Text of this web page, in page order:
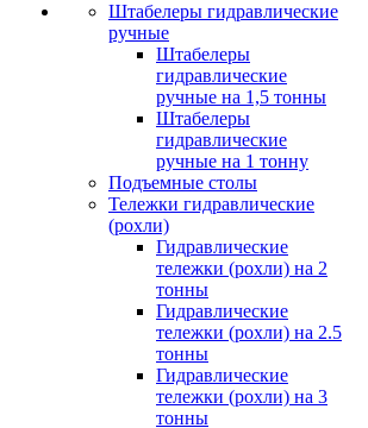
Штабелеры гидравлические
ручные
Штабелеры
гидравлические
ручные на 1,5 тонны
Штабелеры
гидравлические
ручные на 1 тонну
Подъемные столы
Тележки гидравлические
(рохли)
Гидравлические
тележки (рохли) на 2
тонны
Гидравлические
тележки (рохли) на 2.5
тонны
Гидравлические
тележки (рохли) на 3
тонны